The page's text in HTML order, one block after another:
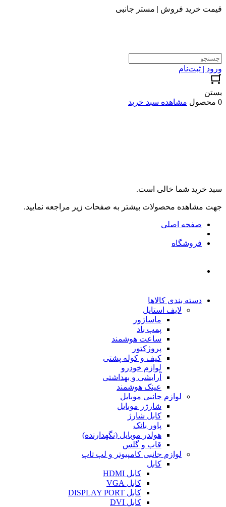
قیمت خرید فروش | مستر جانبی
ورود | ثبت‌نام
بستن
0 محصول
مشاهده سبد خرید
سبد خرید شما خالی است.
جهت مشاهده محصولات بیشتر به صفحات زیر مراجعه نمایید.
صفحه اصلی
فروشگاه
دسته بندی کالاها
لایف استایل
ماساژور
پمپ باد
ساعت هوشمند
پروژکتور
کیف و کوله پشتی
لوازم خودرو
آرایشی و بهداشتی
عینک هوشمند
لوازم جانبی موبایل
شارژر موبایل
کابل شارژ
پاور بانک
هولدر موبایل (نگهدارنده)
قاب و گلس
لوازم جانبی کامپیوتر و لپ تاپ
کابل
کابل HDMI
کابل VGA
کابل DISPLAY PORT
کابل DVI